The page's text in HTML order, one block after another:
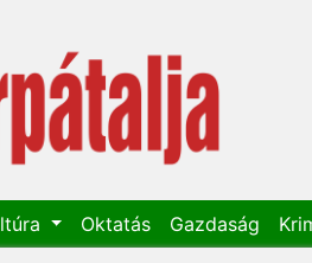
Oktatás Gazdaság